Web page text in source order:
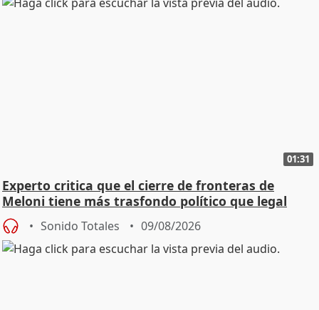
01:31
Experto critica que el cierre de fronteras de
Meloni tiene más trasfondo político que legal
Sonido Totales 09/08/2026